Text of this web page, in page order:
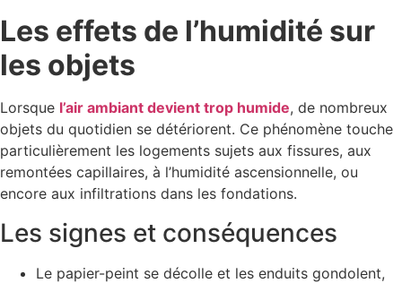
Les effets de l’humidité sur
les objets
Lorsque l’air ambiant devient trop humide, de nombreux
objets du quotidien se détériorent. Ce phénomène touche
particulièrement les logements sujets aux fissures, aux
remontées capillaires, à l’humidité ascensionnelle, ou
encore aux infiltrations dans les fondations.
Les signes et conséquences
Le papier-peint se décolle et les enduits gondolent,